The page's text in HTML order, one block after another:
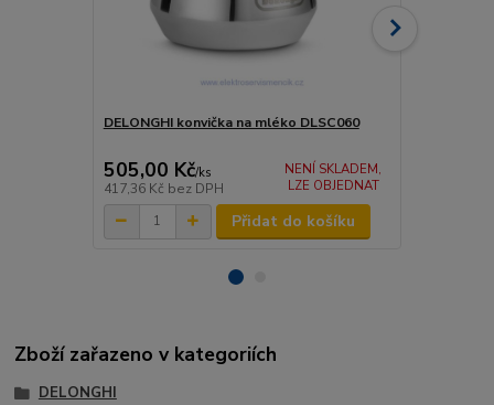
DELONGHI konvička na mléko DLSC060
505,00 Kč/ks
417,36 Kč bez DPH
NENÍ SKLADEM,
LZE OBJEDNAT
Přidat do košíku
Zboží zařazeno v kategoriích
DELONGHI